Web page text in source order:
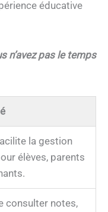
éducative
n’avez pas le temps
la gestion
élèves, parents
consulter notes,